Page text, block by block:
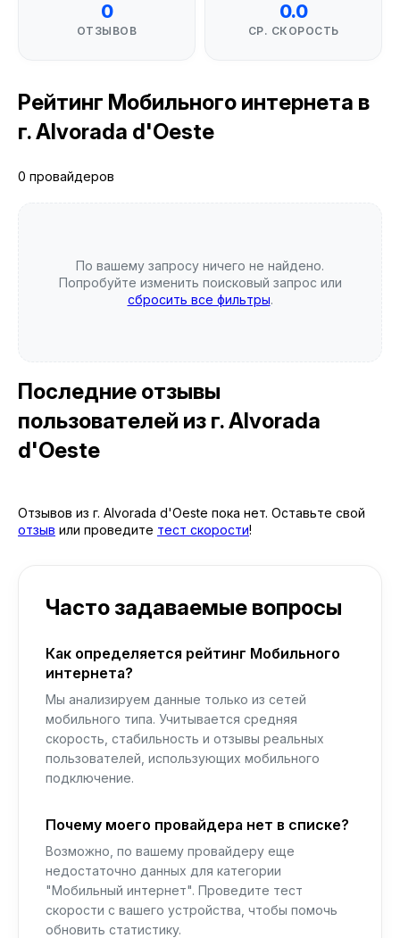
0
ОТЗЫВОВ
0.0
СР. СКОРОСТЬ
Рейтинг Мобильного интернета в
г. Alvorada d'Oeste
0 провайдеров
По вашему запросу ничего не найдено.
Попробуйте изменить поисковый запрос или
сбросить все фильтры.
Последние отзывы
пользователей из г. Alvorada
d'Oeste
Отзывов из г. Alvorada d'Oeste пока нет. Оставьте свой
отзыв или проведите тест скорости!
Часто задаваемые вопросы
Как определяется рейтинг Мобильного
интернета?
Мы анализируем данные только из сетей
мобильного типа. Учитывается средняя
скорость, стабильность и отзывы реальных
пользователей, использующих мобильного
подключение.
Почему моего провайдера нет в списке?
Возможно, по вашему провайдеру еще
недостаточно данных для категории
"Мобильный интернет". Проведите тест
скорости с вашего устройства, чтобы помочь
обновить статистику.